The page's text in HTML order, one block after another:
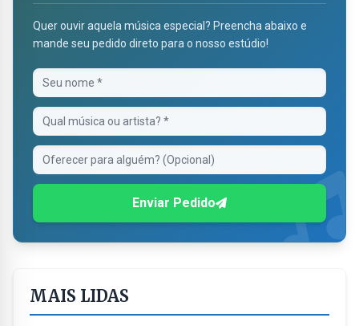
Quer ouvir aquela música especial? Preencha abaixo e
mande seu pedido direto para o nosso estúdio!
Enviar Pedido
MAIS LIDAS